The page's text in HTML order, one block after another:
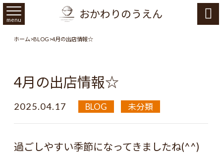
おかわりのうえん
menu 
ホーム>BLOG>4月の出店情報☆
4月の出店情報☆
2025.04.17 BLOG 未分類
過ごしやすい季節になってきましたね(^^)